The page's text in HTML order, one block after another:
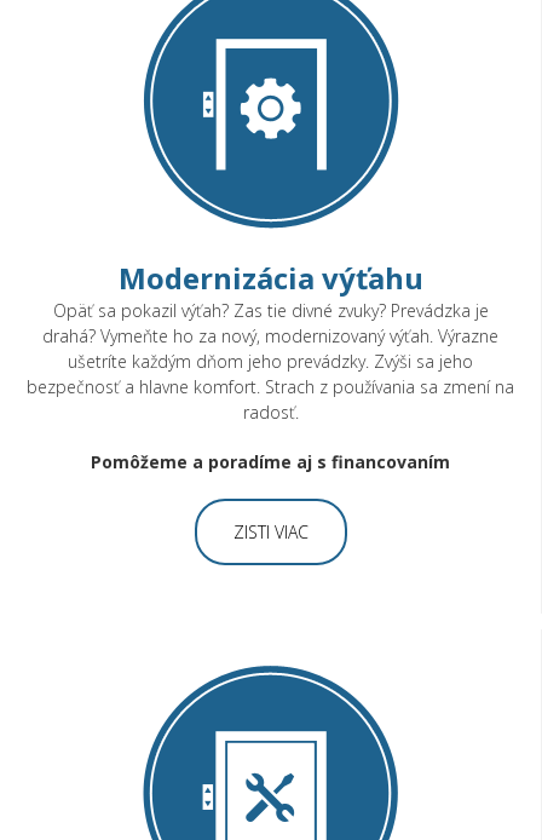
Generálne opravy a rekonštrukcie
Baryt na Coneco
Modernizácia výťahu
Opäť sa pokazil výťah? Zas tie divné zvuky? Prevádzka je
drahá? Vymeňte ho za nový, modernizovaný výťah. Výrazne
ušetríte každým dňom jeho prevádzky. Zvýši sa jeho
bezpečnosť a hlavne komfort. Strach z používania sa zmení na
radosť.
Pomôžeme a poradíme aj s financovaním
ZISTI VIAC